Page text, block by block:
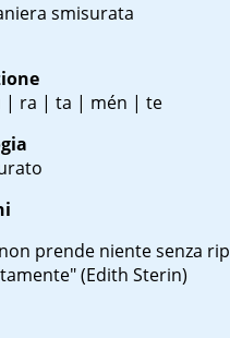
smisurata
| ra | ta | mén | te
prende niente senza
(Edith Sterin)